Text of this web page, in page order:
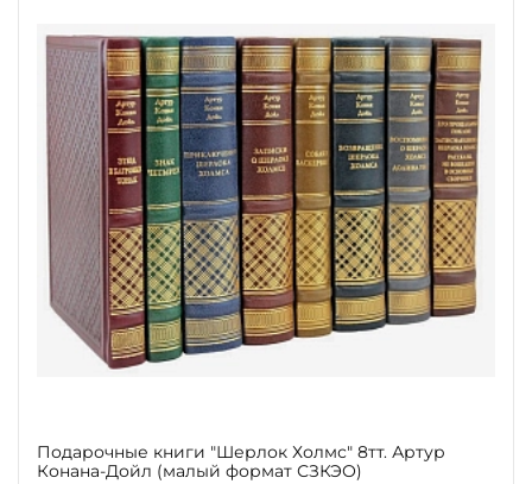
Подарочные книги "Шерлок Холмс" 8тт. Артур
Конана-Дойл (малый формат СЗКЭО)